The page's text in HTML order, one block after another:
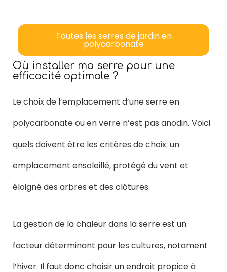
Toutes les serres de jardin en
polycarbonate
Où installer ma serre pour une
efficacité optimale ?
Le choix de l’emplacement d’une serre en
polycarbonate ou en verre n’est pas anodin. Voici
quels doivent être les critères de choix: un
emplacement ensoleillé, protégé du vent et
éloigné des arbres et des clôtures.
La gestion de la chaleur dans la serre est un
facteur déterminant pour les cultures, notament
l’hiver. Il faut donc choisir un endroit propice à